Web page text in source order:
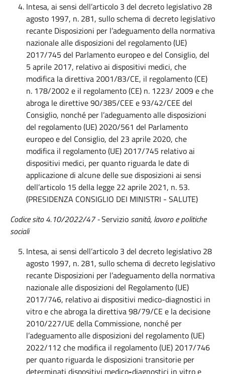
Intesa, ai sensi dell’articolo 3 del decreto legislativo 28
agosto 1997, n. 281, sullo schema di decreto legislativo
recante Disposizioni per l’adeguamento della normativa
nazionale alle disposizioni del regolamento (UE)
2017/745 del Parlamento europeo e del Consiglio, del
5 aprile 2017, relativo ai dispositivi medici, che
modifica la direttiva 2001/83/CE, il regolamento (CE)
n. 178/2002 e il regolamento (CE) n. 1223/ 2009 e che
abroga le direttive 90/385/CEE e 93/42/CEE del
Consiglio, nonché per l’adeguamento alle disposizioni
del regolamento (UE) 2020/561 del Parlamento
europeo e del Consiglio, del 23 aprile 2020, che
modifica il regolamento (UE) 2017/745 relativo ai
dispositivi medici, per quanto riguarda le date di
applicazione di alcune delle sue disposizioni ai sensi
dell’articolo 15 della legge 22 aprile 2021, n. 53.
(PRESIDENZA CONSIGLIO DEI MINISTRI - SALUTE)
Codice sito 4.10/2022/47 -Servizio sanità, lavoro e politiche
sociali
Intesa, ai sensi dell’articolo 3 del decreto legislativo 28
agosto 1997, n. 281, sullo schema di decreto legislativo
recante Disposizioni per l’adeguamento della normativa
nazionale alle disposizioni del Regolamento (UE)
2017/746, relativo ai dispositivi medico-diagnostici in
vitro e che abroga la direttiva 98/79/CE e la decisione
2010/227/UE della Commissione, nonché per
l’adeguamento alle disposizioni del regolamento (UE)
2022/112 che modifica il regolamento (UE) 2017/746
per quanto riguarda le disposizioni transitorie per
determinati dispositivi medico-diagnostici in vitro e